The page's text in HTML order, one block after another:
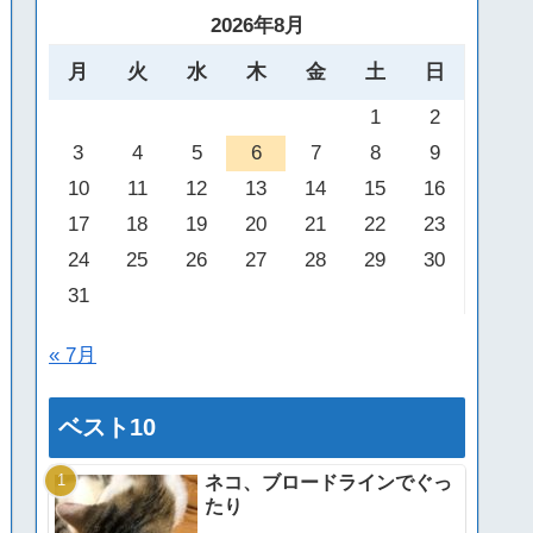
2026年8月
月 火 水 木 金 土
日
1
2
3
4 5 6 7 8
9
10
11 12 13 14 15
16
17
18 19 20 21 22
23
24
25 26 27 28 29
30
31
« 7月
ベスト10
ネコ、ブロードラインでぐっ
たり